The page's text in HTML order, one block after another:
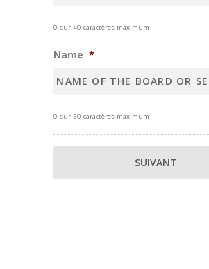
0 sur 40 caractères maximum
Name *
0 sur 50 caractères maximum